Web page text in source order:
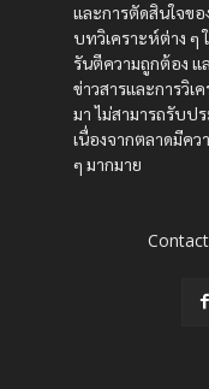
และการตัดสินใจข
บทวิเคราะห์ต่าง ๆ ใ
รันตีความถูกต้อง แ
ข่าวสารและการวิเ
มา ไม่สามารถรับป
เนื่องจากตลาดมีค
ๆ มากมาย